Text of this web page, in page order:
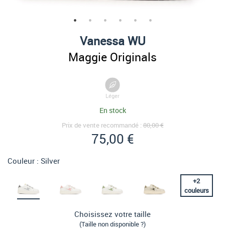
Vanessa WU
Maggie Originals
Léger
En stock
Prix de vente recommandé :80,00 €
75,00 €
Couleur : Silver
+2
couleurs
Choisissez votre taille
(Taille non disponible ?)